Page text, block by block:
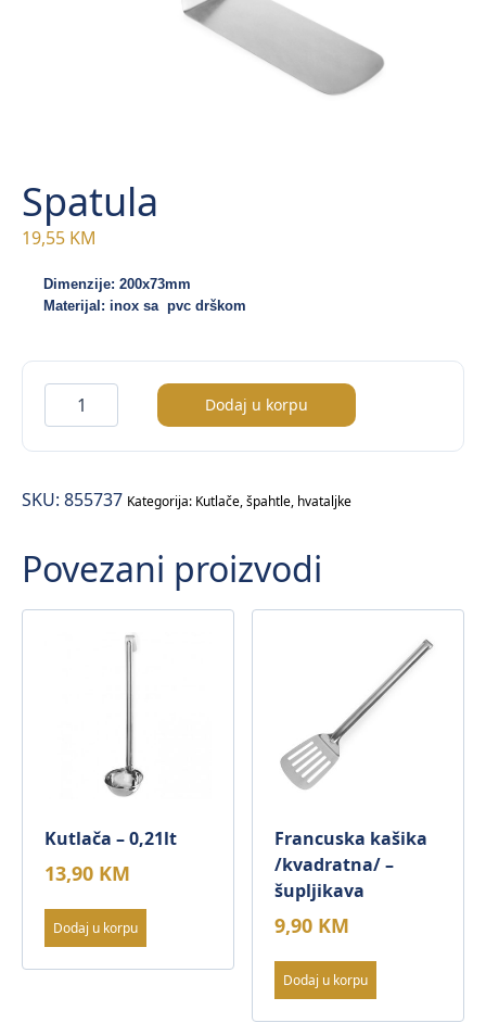
Spatula
19,55 KM
Dimenzije: 200x73mm
Materijal: inox sa  pvc drškom
Spatula
količina
Dodaj u korpu
SKU: 855737 Kategorija: Kutlače, špahtle, hvataljke
Povezani proizvodi
Kutlača – 0,21lt
13,90 KM
Dodaj u korpu
Francuska kašika
/kvadratna/ –
šupljikava
9,90 KM
Dodaj u korpu